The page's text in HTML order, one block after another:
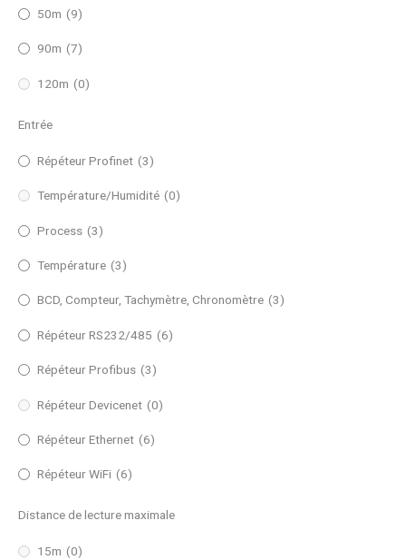
50m (9)
90m (7)
120m (0)
Entrée
Répéteur Profinet (3)
Température/Humidité (0)
Process (3)
Température (3)
BCD, Compteur, Tachymètre, Chronomètre (3)
Répéteur RS232/485 (6)
Répéteur Profibus (3)
Répéteur Devicenet (0)
Répéteur Ethernet (6)
Répéteur WiFi (6)
Distance de lecture maximale
15m (0)